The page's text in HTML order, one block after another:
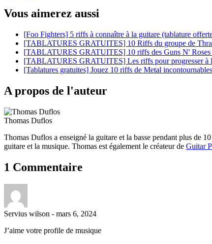
Vous aimerez aussi
[Foo Fighters] 5 riffs à connaître à la guitare (tablature
[TABLATURES GRATUITES] 10 Riffs du groupe de
[TABLATURES GRATUITES] 10 riffs des Guns N' Roses
[TABLATURES GRATUITES] Les riffs pour progresser à
[Tablatures gratuites] Jouez 10 riffs de Metal
A propos de l'auteur
Thomas Duflos
Thomas Duflos a enseigné la guitare et la basse pendant plus de
guitare et la musique. Thomas est également le créateur de Guitar
1 Commentaire
Servius wilson - mars 6, 2024
J’aime votre profile de musique